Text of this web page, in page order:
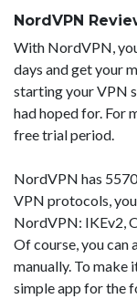
NordVPN
With NordVPN,
days and get your
starting your VPN
had hoped for. For
free trial period.
NordVPN has
VPN protocols,
NordVPN: IKEv2,
Of course, you can
manually. To make
simple app for the